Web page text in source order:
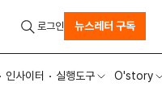
인사이터 실행도구 O'story
로그인 뉴스레터 구독